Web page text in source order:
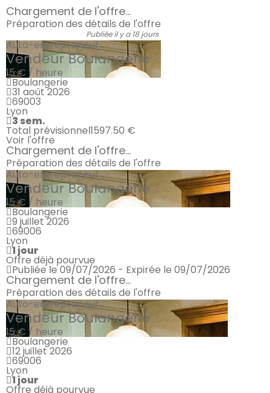
Chargement de l'offre...
Préparation des détails de l'offre
Publiée il y a 18 jours
Auto-entrepreneur
Vendeur Boulangerie
15 € / heure
Boulangerie
31 août 2026
69003
Lyon
3 sem.
Total prévisionnel1597.50 €
Voir l'offre
Chargement de l'offre...
Préparation des détails de l'offre
Auto-entrepreneur
Vendeur Boulangerie
15 € / heure
Boulangerie
9 juillet 2026
69006
Lyon
1 jour
Offre déjà pourvue
Publiée le 09/07/2026 - Expirée le 09/07/2026
Chargement de l'offre...
Préparation des détails de l'offre
Auto-entrepreneur
Vendeur Boulangerie
15 € / heure
Boulangerie
12 juillet 2026
69006
Lyon
1 jour
Offre déjà pourvue